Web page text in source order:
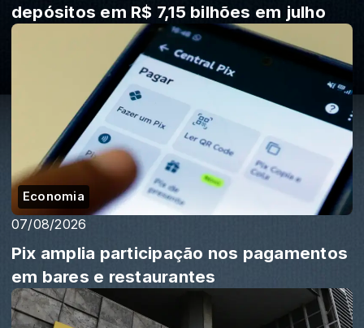
depósitos em R$ 7,15 bilhões em julho
Economia
07/08/2026
Pix amplia participação nos pagamentos
em bares e restaurantes